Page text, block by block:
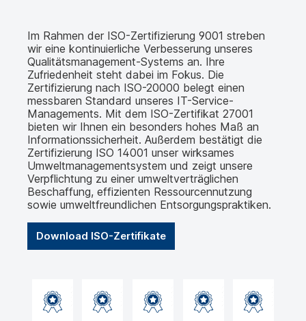
Im Rahmen der ISO-Zertifizierung 9001 streben
wir eine kontinuierliche Verbesserung unseres
Qualitätsmanagement-Systems an. Ihre
Zufriedenheit steht dabei im Fokus. Die
Zertifizierung nach ISO-20000 belegt einen
messbaren Standard unseres IT-Service-
Managements. Mit dem ISO-Zertifikat 27001
bieten wir Ihnen ein besonders hohes Maß an
Informationssicherheit. Außerdem bestätigt die
Zertifizierung ISO 14001 unser wirksames
Umweltmanagementsystem und zeigt unsere
Verpflichtung zu einer umweltverträglichen
Beschaffung, effizienten Ressourcennutzung
sowie umweltfreundlichen Entsorgungspraktiken.
Download ISO-Zertifikate